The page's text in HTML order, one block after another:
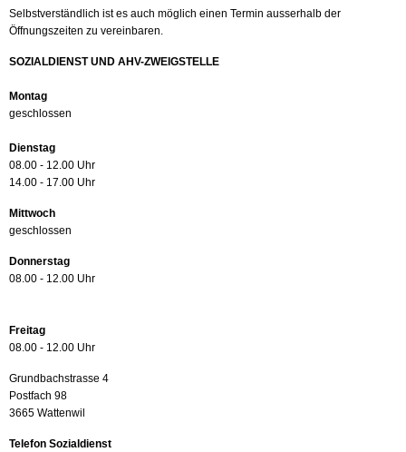
Selbstverständlich ist es auch möglich einen Termin ausserhalb der
Öffnungszeiten zu vereinbaren.
SOZIALDIENST UND AHV-ZWEIGSTELLE
Montag
geschlossen
Dienstag
08.00 - 12.00 Uhr
14.00 - 17.00 Uhr
Mittwoch
geschlossen
Donnerstag
08.00 - 12.00 Uhr
Freitag
08.00 - 12.00 Uhr
Grundbachstrasse 4
Postfach 98
3665 Wattenwil
Telefon Sozialdienst